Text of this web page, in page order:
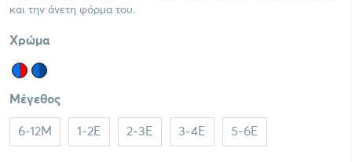
και την άνετη φόρμα του.
Χρώμα
Μέγεθος
6-12M 1-2E 2-3E 3-4E 5-6E